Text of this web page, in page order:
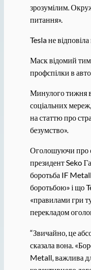
зрозумілим.
питання».
Tesla не
Маск відомий
профспілки в
Минулого тижня
соціальних
на статтю про
безумство».
Оголошуючи про
президент Seko
боротьба IF
боротьбою» і що
«правилами гри
перекладом
“Звичайно, це
сказала вона.
Metall, важлива